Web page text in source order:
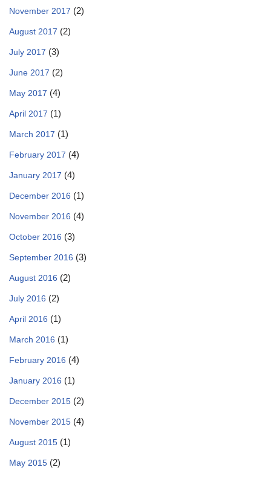
November 2017 (2)
August 2017 (2)
July 2017 (3)
June 2017 (2)
May 2017 (4)
April 2017 (1)
March 2017 (1)
February 2017 (4)
January 2017 (4)
December 2016 (1)
November 2016 (4)
October 2016 (3)
September 2016 (3)
August 2016 (2)
July 2016 (2)
April 2016 (1)
March 2016 (1)
February 2016 (4)
January 2016 (1)
December 2015 (2)
November 2015 (4)
August 2015 (1)
May 2015 (2)